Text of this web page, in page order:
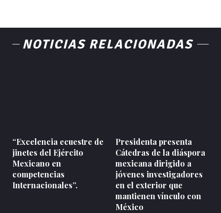
NOTICIAS RELACIONADAS
“Excelencia ecuestre de
jinetes del Ejército
Mexicano en
competencias
Internacionales”.
Presidenta presenta
Cátedras de la diáspora
mexicana dirigido a
jóvenes investigadores
en el exterior que
mantienen vínculo con
México